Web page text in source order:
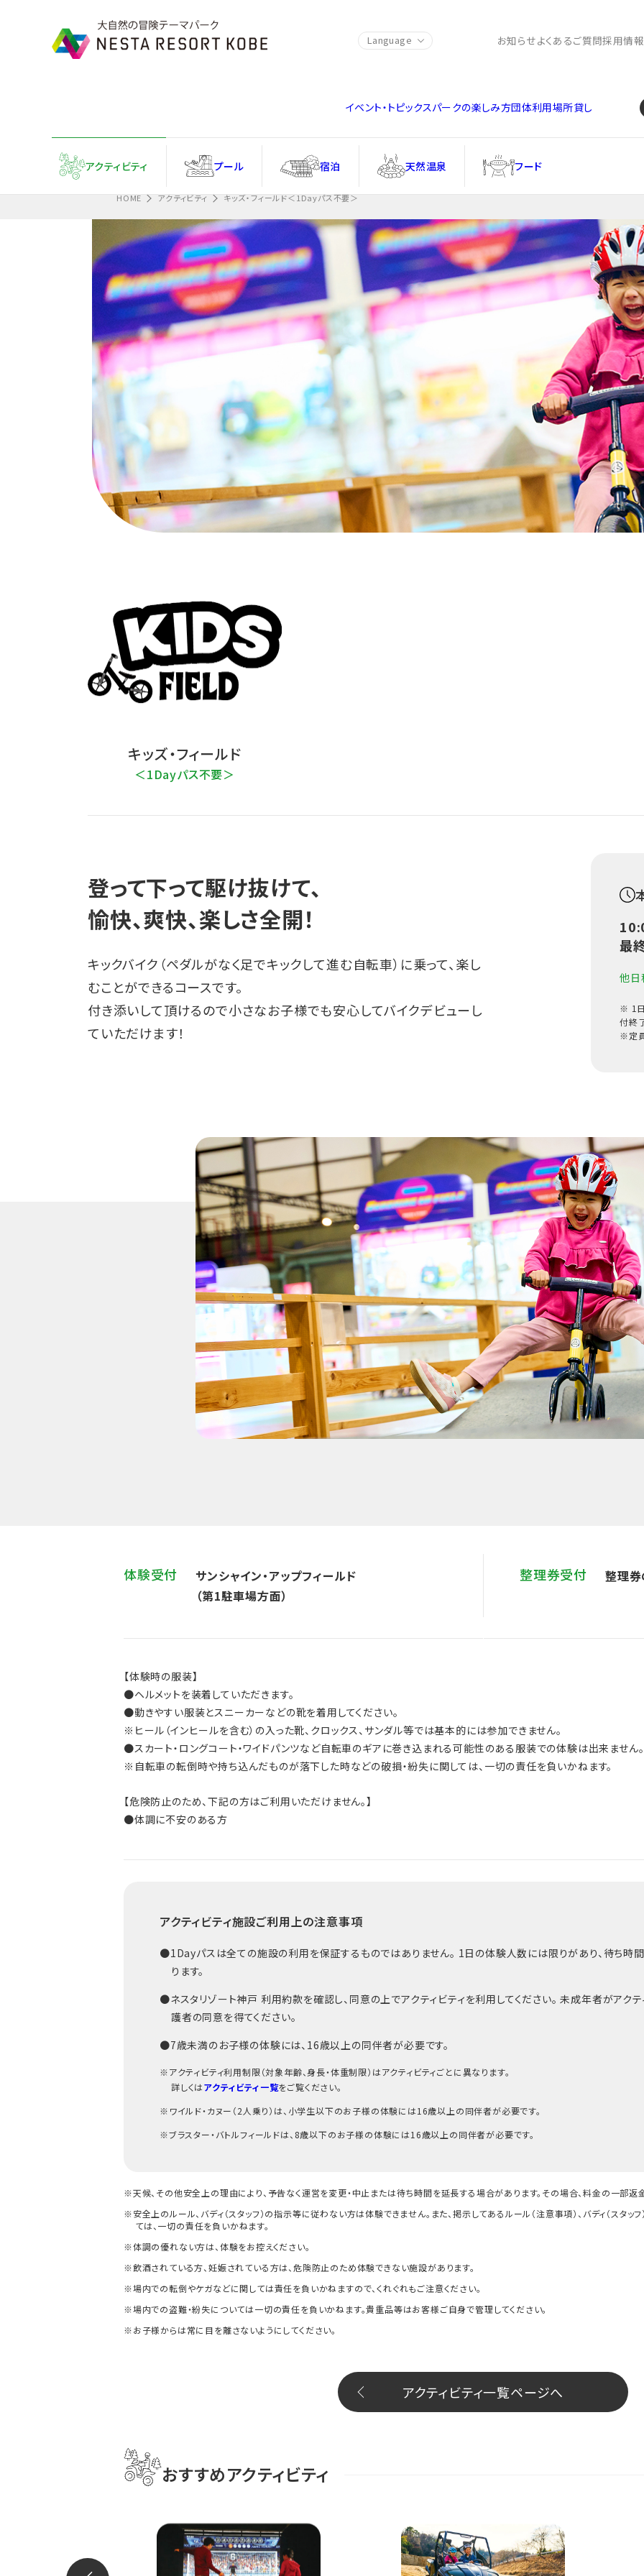
Language
アクティ ビティ プール 宿泊 天然温泉 フード
イベント・トピックスパークの楽しみ方団体利用場所貸し
採用情報
お知らせよくあるご質問
忘れ物フォームはこちら
HOME アクティビティ キッズ・フィールド＜1Dayパス不要＞
キッズ・フィールド
＜1Dayパス不要＞
登って下って駆け抜けて、
愉快、爽快、楽しさ全開！
キックバイク（ペダルがなく足でキックして進む自転車）に乗って、楽し
むことができるコースです。
付き添いして頂けるので小さなお子様でも安心してバイクデビューし
ていただけます！
最
他日
※ 1
付終
※定
体験受付
サンシャイン・アップフィールド
（第1駐車場方面）
整理券受付 整理券
【体験時の服装】
●ヘルメットを装着していただきます。
●動きやすい服装とスニーカーなどの靴を着用してください。
※ヒール（インヒールを含む）の入った靴、クロックス、サンダル等では基本的には参加できません。
●スカート・ロングコート・ワイドパンツなど自転車のギアに巻き込まれる可能性のある服装での体験は出来ません。
※自転車の転倒時や持ち込んだものが落下した時などの破損・紛失に関しては、一切の責任を負いかねます。
【危険防止のため、下記の方はご利用いただけません。】
●体調に不安のある方
アクティビティ施設ご利用上の注意事項
●1Dayパスは全ての施設の利用を保証するものではありません。 1日の体験人数には限りがあり、待ち時
ります。
●ネスタリゾート神戸 利用約款を確認し、同意の上でアクティビティを利用してください。 未成年者がアク
護者の同意を得てください。
●7歳未満のお子様の体験には、16歳以上の同伴者が必要です。
※アクティビティ利用制限（対象年齢、身長・体重制限）はアクティビティごとに異なります。
詳しくはアクティビティ一覧をご覧ください。
※ワイルド・カヌー（2人乗り）は、小学生以下のお子様の体験には16歳以上の同伴者が必要です。
※ブラスター・バトルフィールドは、8歳以下のお子様の体験には16歳以上の同伴者が必要です。
※天候、その他安全上の理由により、予告なく運営を変更・中止または待ち時間を延長する場合があります。その場合、料金の一部返
※安全上のルール、バディ（スタッフ）の指示等に従わない方は体験できません。また、掲示してあるルール（注意事項）、バディ（スタ
ては、一切の責任を負いかねます。
※体調の優れない方は、体験をお控えください。
※飲酒されている方、妊娠されている方は、危険防止のため体験できない施設があります。
※場内での転倒やケガなどに関しては責任を負いかねますので、くれぐれもご注意ください。
※場内での盗難・紛失については一切の責任を負いかねます。貴重品等はお客様ご自身で管理してください。
※お子様からは常に目を離さないようにしてください。
アクティビティ一覧ページへ
おすすめアクティビティ